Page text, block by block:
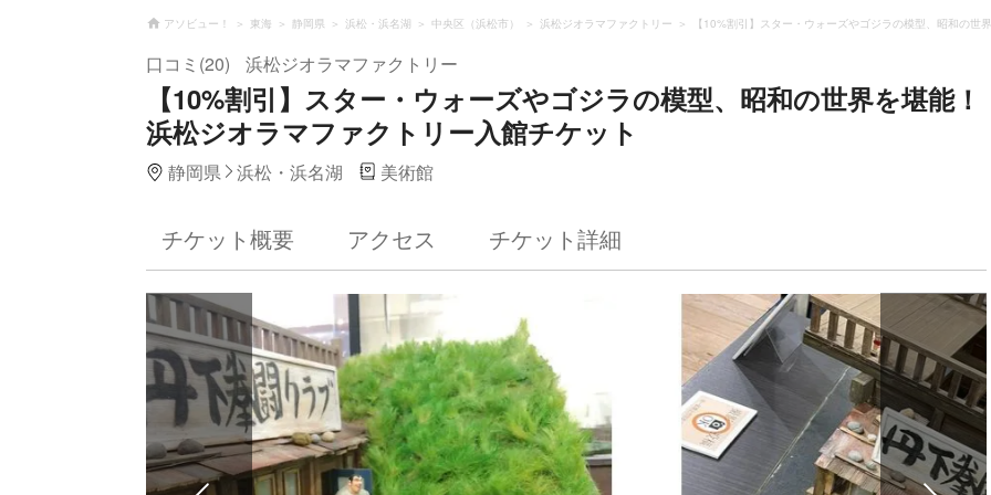
アソビュー！ 東海 静岡県 浜松・浜名湖 中央区（浜松市） 浜松ジオラマファクトリー 【10%割引】スター・ウォーズやゴジラの模型、昭和の世
口コミ(20) 浜松ジオラマファクトリー
【10%割引】スター・ウォーズやゴジラの模型、昭和の世界を堪能！
浜松ジオラマファクトリー入館チケット
静岡県 浜松・浜名湖 美術館
チケット概要 アクセス チケット詳細